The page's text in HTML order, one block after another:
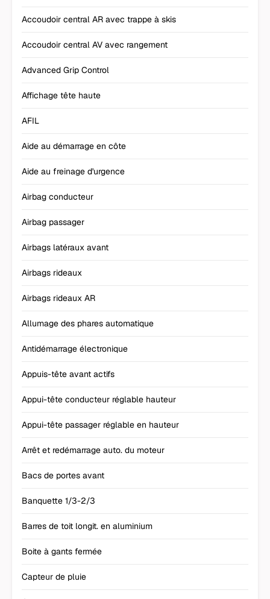
Accoudoir central AR avec trappe à skis
Accoudoir central AV avec rangement
Advanced Grip Control
Affichage tête haute
AFIL
Aide au démarrage en côte
Aide au freinage d'urgence
Airbag conducteur
Airbag passager
Airbags latéraux avant
Airbags rideaux
Airbags rideaux AR
Allumage des phares automatique
Antidémarrage électronique
Appuis-tête avant actifs
Appui-tête conducteur réglable hauteur
Appui-tête passager réglable en hauteur
Arrêt et redémarrage auto. du moteur
Bacs de portes avant
Banquette 1/3-2/3
Barres de toit longit. en aluminium
Boite à gants fermée
Capteur de pluie